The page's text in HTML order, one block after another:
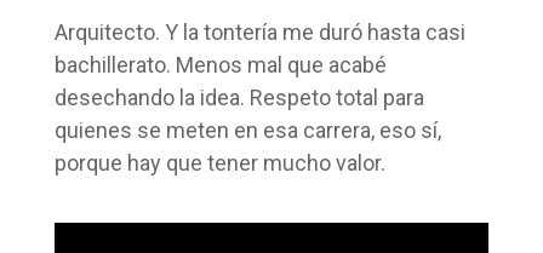
Arquitecto. Y la tontería me duró hasta casi
bachillerato. Menos mal que acabé
desechando la idea. Respeto total para
quienes se meten en esa carrera, eso sí,
porque hay que tener mucho valor.